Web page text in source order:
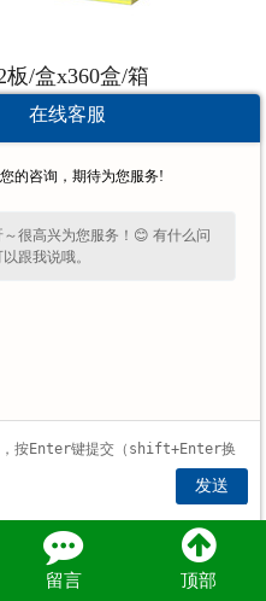
板/盒x360盒/箱
留言 顶部
在线客服
的咨询，期待为您服务!
～很高兴为您服务！😊 有什么问
跟我说哦。
发送